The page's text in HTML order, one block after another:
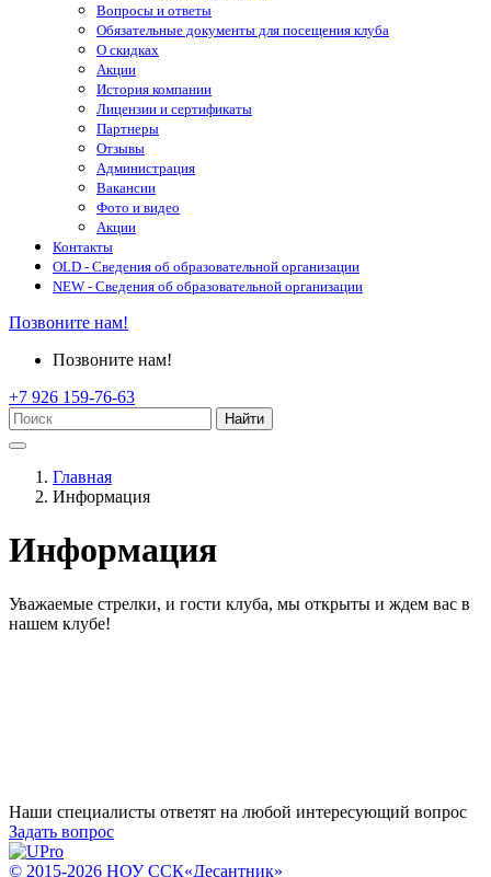
Вопросы и ответы
Обязательные документы для посещения клуба
О скидках
Акции
История компании
Лицензии и сертификаты
Партнеры
Отзывы
Администрация
Вакансии
Фото и видео
Акции
Контакты
OLD - Сведения об образовательной организации
NEW - Сведения об образовательной организации
Позвоните нам!
Позвоните нам!
+7 926 159-76-63
Найти
Главная
Информация
Информация
Уважаемые стрелки, и гости клуба, мы открыты и ждем вас в
нашем клубе!
Наши специалисты ответят на любой интересующий вопрос
Задать вопрос
© 2015-2026 НОУ ССК«Десантник»